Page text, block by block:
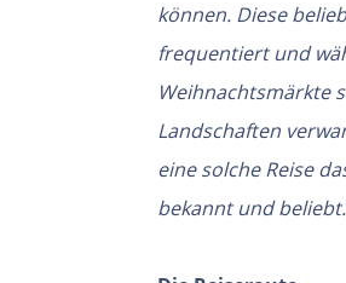
können. Diese
frequentiert und
Weihnachtsmärkte
Landschaften
eine solche Reise
bekannt und beliebt.